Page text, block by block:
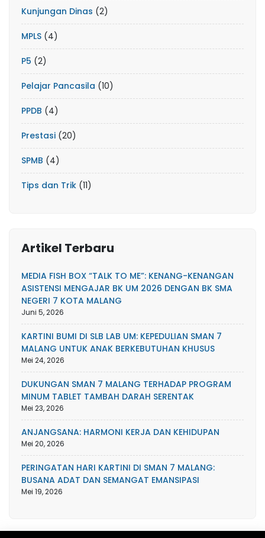
Kunjungan Dinas (2)
MPLS (4)
P5 (2)
Pelajar Pancasila (10)
PPDB (4)
Prestasi (20)
SPMB (4)
Tips dan Trik (11)
Artikel Terbaru
MEDIA FISH BOX “TALK TO ME”: KENANG-KENANGAN
ASISTENSI MENGAJAR BK UM 2026 DENGAN BK SMA
NEGERI 7 KOTA MALANG
Juni 5, 2026
KARTINI BUMI DI SLB LAB UM: KEPEDULIAN SMAN 7
MALANG UNTUK ANAK BERKEBUTUHAN KHUSUS
Mei 24, 2026
DUKUNGAN SMAN 7 MALANG TERHADAP PROGRAM
MINUM TABLET TAMBAH DARAH SERENTAK
Mei 23, 2026
ANJANGSANA: HARMONI KERJA DAN KEHIDUPAN
Mei 20, 2026
PERINGATAN HARI KARTINI DI SMAN 7 MALANG:
BUSANA ADAT DAN SEMANGAT EMANSIPASI
Mei 19, 2026